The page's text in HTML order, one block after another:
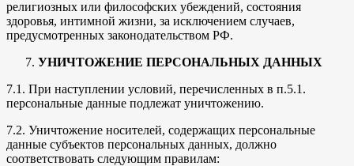
религиозных или философских убеждений, состояния
здоровья, интимной жизни, за исключением случаев,
предусмотренных законодательством РФ.
УНИЧТОЖЕНИЕ ПЕРСОНАЛЬНЫХ ДАННЫХ
7.1. При наступлении условий, перечисленных в п.5.1.
персональные данные подлежат уничтожению.
7.2. Уничтожение носителей, содержащих персональные
данные субъектов персональных данных, должно
соответствовать следующим правилам: